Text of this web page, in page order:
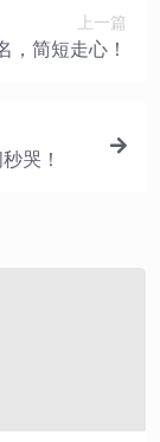
上一篇
，简短走心！
哭！